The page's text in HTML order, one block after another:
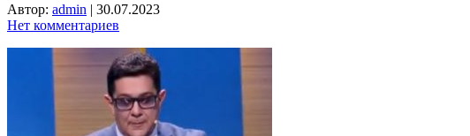
Автор: admin | 30.07.2023
Нет комментариев